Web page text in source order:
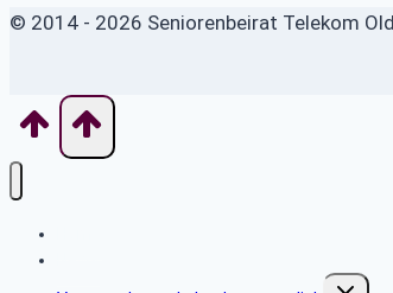
© 2014 - 2026 Seniorenbeirat Telekom